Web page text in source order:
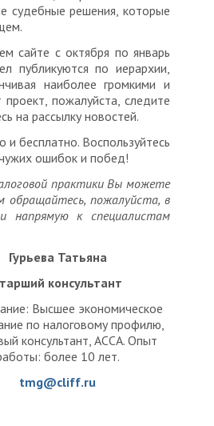
судебные решения, которые
сайте с октября по январь
публикуются по иерархии,
наиболее громкими и
пожалуйста, следите
на рассылку новостей.
бесплатно. Воспользуйтесь
ошибок и побед!
практики Вы можете
обращайтесь, пожалуйста, в
напрямую к специалистам
Гурьева Татьяна
консультант
Высшее экономическое
по налоговому профилю,
консультант, ACCA. Опыт
более 10 лет.
tmg@cliff.ru